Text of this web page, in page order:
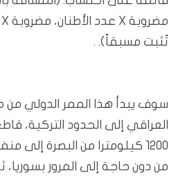
تُثبت مسبقاً). .
سوف يبدأ هذا الممر الدولي من
العراقي إلى الحدود التركية،
1200 كيلومترا من البصرة إلى
من دون حاجة إلى المرور